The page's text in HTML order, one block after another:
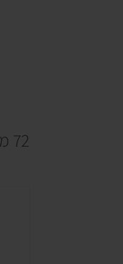
72 מוצרים